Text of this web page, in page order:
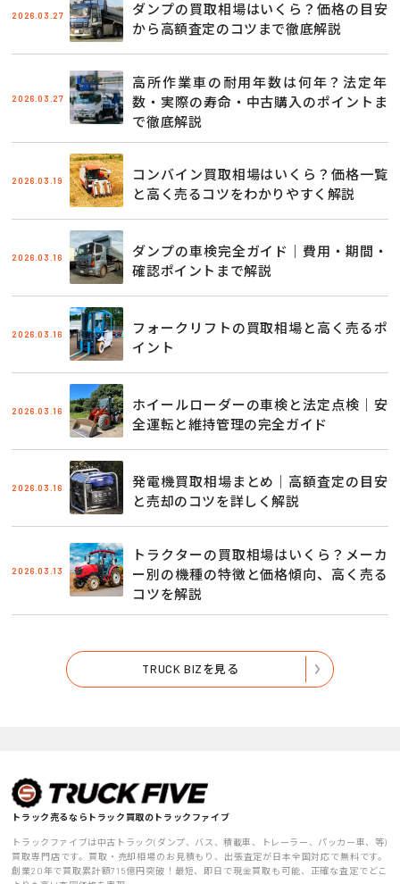
2026.03.27
ダンプの買取相場はいくら？価格の目安
から高額査定のコツまで徹底解説
2026.03.27
高所作業車の耐用年数は何年？法定年
数・実際の寿命・中古購入のポイントま
で徹底解説
2026.03.19
コンバイン買取相場はいくら？価格一覧
と高く売るコツをわかりやすく解説
2026.03.16
ダンプの車検完全ガイド｜費用・期間・
確認ポイントまで解説
2026.03.16
フォークリフトの買取相場と高く売るポ
イント
2026.03.16
ホイールローダーの車検と法定点検｜安
全運転と維持管理の完全ガイド
2026.03.16
発電機買取相場まとめ｜高額査定の目安
と売却のコツを詳しく解説
2026.03.13
トラクターの買取相場はいくら？メーカ
ー別の機種の特徴と価格傾向、高く売る
コツを解説
TRUCK BIZを見る
トラック売るならトラック買取のトラックファイブ
トラックファイブは中古トラック(ダンプ、バス、積載車、トレーラー、パッカー車、等)
買取専門店です。買取・売却相場のお見積もり、出張査定が日本全国対応で無料です。
創業20年で買取累計額715億円突破！最短、即日で現金買取も可能、正確な査定でどこ